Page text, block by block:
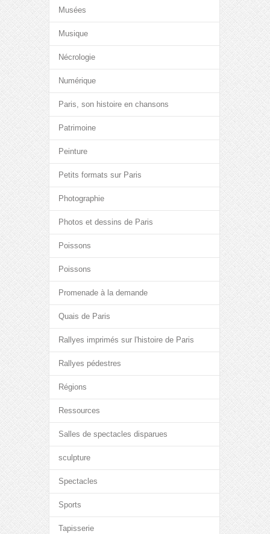
Musées
Musique
Nécrologie
Numérique
Paris, son histoire en chansons
Patrimoine
Peinture
Petits formats sur Paris
Photographie
Photos et dessins de Paris
Poissons
Poissons
Promenade à la demande
Quais de Paris
Rallyes imprimés sur l'histoire de Paris
Rallyes pédestres
Régions
Ressources
Salles de spectacles disparues
sculpture
Spectacles
Sports
Tapisserie